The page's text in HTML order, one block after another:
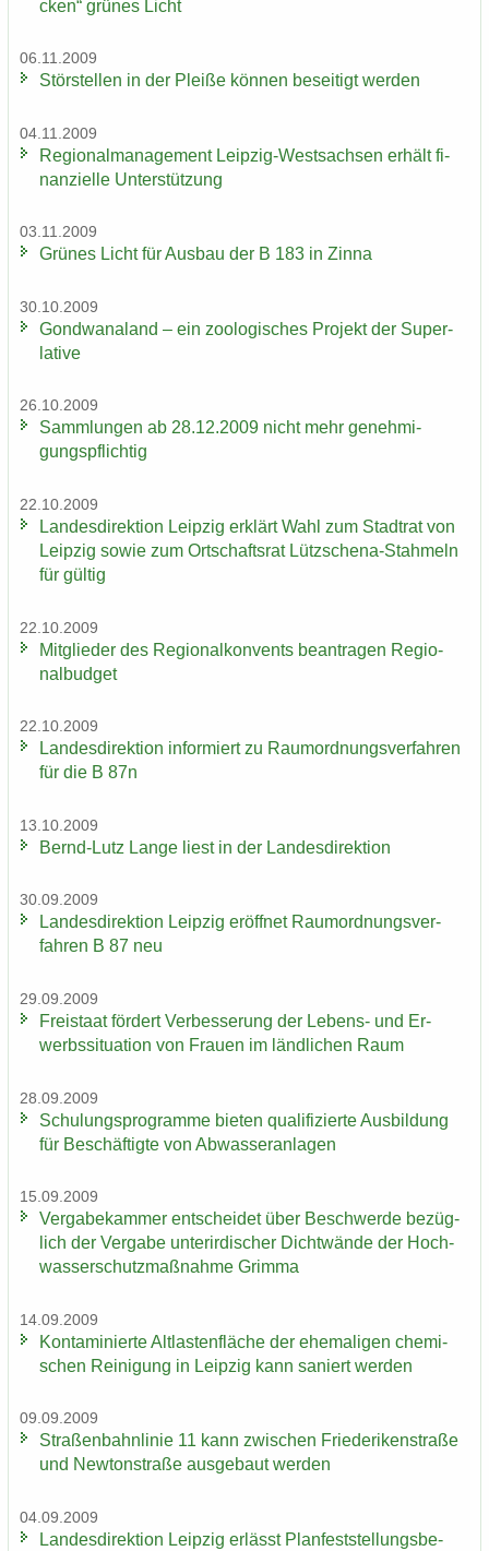
cken“ grü­nes Licht
06.11.2009
Stör­stel­len in der Plei­ße kön­nen be­sei­tigt wer­den
04.11.2009
Re­gio­nal­ma­nage­ment Leipzig-​Westsachsen er­hält fi­
nan­zi­el­le Un­ter­stüt­zung
03.11.2009
Grü­nes Licht für Aus­bau der B 183 in Zinna
30.10.2009
Gond­wa­na­land – ein zoo­lo­gi­sches Pro­jekt der Su­per­
la­ti­ve
26.10.2009
Samm­lun­gen ab 28.12.2009 nicht mehr ge­neh­mi­
gungs­pflich­tig
22.10.2009
Lan­des­di­rek­ti­on Leip­zig er­klärt Wahl zum Stadt­rat von
Leip­zig sowie zum Ort­schafts­rat Lützschena-​Stahmeln
für gül­tig
22.10.2009
Mit­glie­der des Re­gio­nal­kon­vents be­an­tra­gen Re­gio­
nal­bud­get
22.10.2009
Lan­des­di­rek­ti­on in­for­miert zu Raum­ord­nungs­ver­fah­ren
für die B 87n
13.10.2009
Bernd-​Lutz Lange liest in der Lan­des­di­rek­ti­on
30.09.2009
Lan­des­di­rek­ti­on Leip­zig er­öff­net Raum­ord­nungs­ver­
fah­ren B 87 neu
29.09.2009
Frei­staat för­dert Ver­bes­se­rung der Lebens-​ und Er­
werbs­si­tua­ti­on von Frau­en im länd­li­chen Raum
28.09.2009
Schu­lungs­pro­gram­me bie­ten qua­li­fi­zier­te Aus­bil­dung
für Be­schäf­tig­te von Ab­was­ser­an­la­gen
15.09.2009
Ver­ga­be­kam­mer ent­schei­det über Be­schwer­de be­züg­
lich der Ver­ga­be un­ter­ir­di­scher Dicht­wän­de der Hoch­
was­ser­schutz­maß­nah­me Grim­ma
14.09.2009
Kon­ta­mi­nier­te Alt­las­ten­flä­che der ehe­ma­li­gen che­mi­
schen Rei­ni­gung in Leip­zig kann sa­niert wer­den
09.09.2009
Stra­ßen­bahn­li­nie 11 kann zwi­schen Frie­de­ri­ken­stra­ße
und New­ton­stra­ße aus­ge­baut wer­den
04.09.2009
Lan­des­di­rek­ti­on Leip­zig er­lässt Plan­fest­stel­lungs­be­